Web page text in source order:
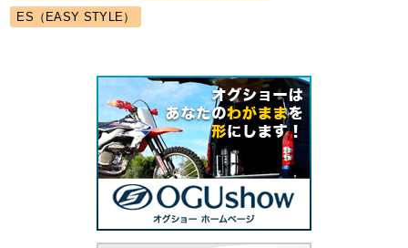
ES（EASY STYLE）